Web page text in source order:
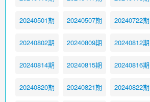
20240501期 20240507期 20240722期
20240802期 20240809期 20240812期
20240814期 20240815期 20240816期
20240820期 20240821期 20240822期